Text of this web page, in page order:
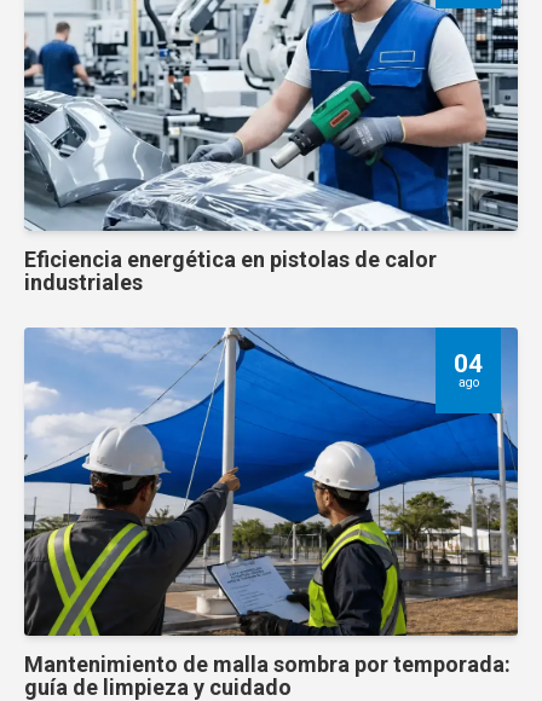
Eficiencia energética en pistolas de calor
industriales
04
ago
Mantenimiento de malla sombra por temporada:
guía de limpieza y cuidado